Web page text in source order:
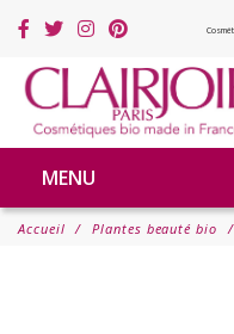
MENU
Accueil Plantes beauté bio